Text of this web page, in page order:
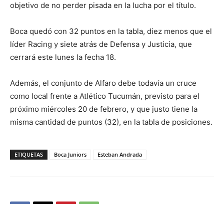
objetivo de no perder pisada en la lucha por el título.
Boca quedó con 32 puntos en la tabla, diez menos que el
líder Racing y siete atrás de Defensa y Justicia, que
cerrará este lunes la fecha 18.
Además, el conjunto de Alfaro debe todavía un cruce
como local frente a Atlético Tucumán, previsto para el
próximo miércoles 20 de febrero, y que justo tiene la
misma cantidad de puntos (32), en la tabla de posiciones.
ETIQUETAS Boca Juniors Esteban Andrada